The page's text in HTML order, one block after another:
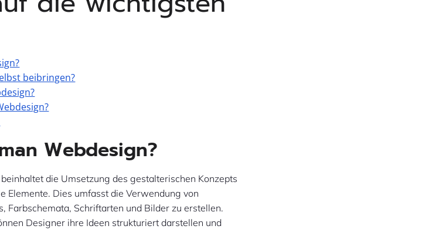
beibringen?
Webdesign?
die Umsetzung des gestalterischen Konzepts
Elemente. Dies umfasst die Verwendung von
Farbschemata, Schriftarten und Bilder zu erstellen.
Designer ihre Ideen strukturiert darstellen und